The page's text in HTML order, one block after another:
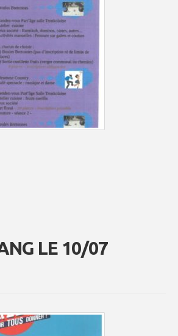
LE 10/07